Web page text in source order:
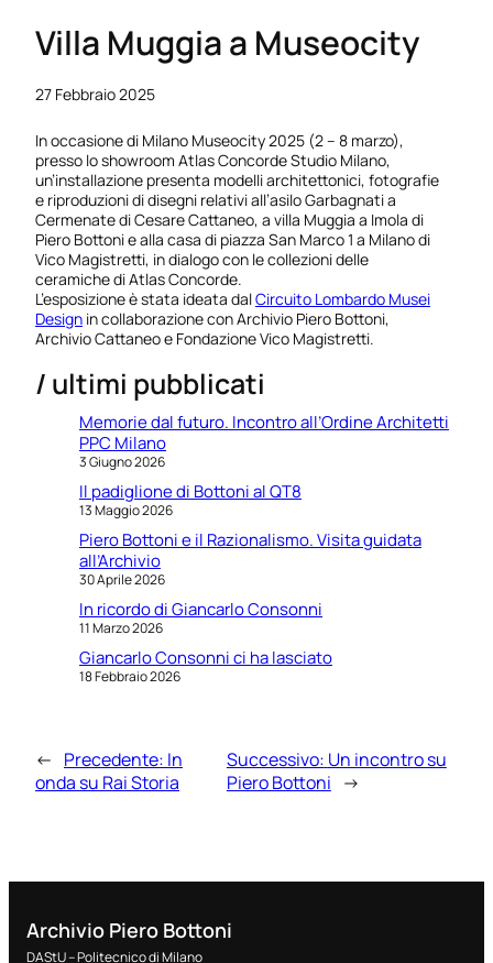
Villa Muggia a Museocity
27 Febbraio 2025
In occasione di Milano Museocity 2025 (2 – 8 marzo),
presso lo showroom Atlas Concorde Studio Milano,
un’installazione presenta modelli architettonici, fotografie
e riproduzioni di disegni relativi all’asilo Garbagnati a
Cermenate di Cesare Cattaneo, a villa Muggia a Imola di
Piero Bottoni e alla casa di piazza San Marco 1 a Milano di
Vico Magistretti, in dialogo con le collezioni delle
ceramiche di Atlas Concorde.
L’esposizione è stata ideata dalCircuito Lombardo Musei
Design in collaborazione con Archivio Piero Bottoni,
Archivio Cattaneo e Fondazione Vico Magistretti.
/ ultimi pubblicati
Memorie dal futuro. Incontro all’Ordine Architetti
PPC Milano
3 Giugno 2026
Il padiglione di Bottoni al QT8
13 Maggio 2026
Piero Bottoni e il Razionalismo. Visita guidata
all’Archivio
30 Aprile 2026
In ricordo di Giancarlo Consonni
11 Marzo 2026
Giancarlo Consonni ci ha lasciato
18 Febbraio 2026
← Precedente: In
onda su Rai Storia
Successivo: Un incontro su
Piero Bottoni →
Archivio Piero Bottoni
DAStU – Politecnico di Milano